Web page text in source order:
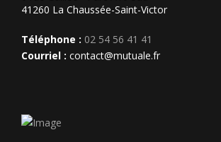
41260 La Chaussée-Saint-Victor
Téléphone : 02 54 56 41 41
Courriel : contact@mutuale.fr